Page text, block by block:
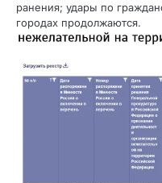
ранения; удары по
городах продолжаются.